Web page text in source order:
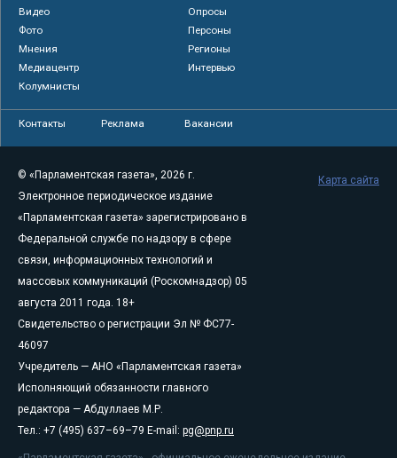
Видео
Опросы
Фото
Персоны
Мнения
Регионы
Медиацентр
Интервью
Колумнисты
Контакты Реклама Вакансии
© «Парламентская газета», 2026 г.
Электронное периодическое издание
«Парламентская газета» зарегистрировано в
Федеральной службе по надзору в сфере
связи, информационных технологий и
массовых коммуникаций (Роскомнадзор) 05
августа 2011 года. 18+
Свидетельство о регистрации Эл № ФС77-
46097
Учредитель — АНО «Парламентская газета»
Исполняющий обязанности главного
редактора — Абдуллаев М.Р.
Тел.: +7 (495) 637–69–79 E-mail: pg@pnp.ru
Карта сайта